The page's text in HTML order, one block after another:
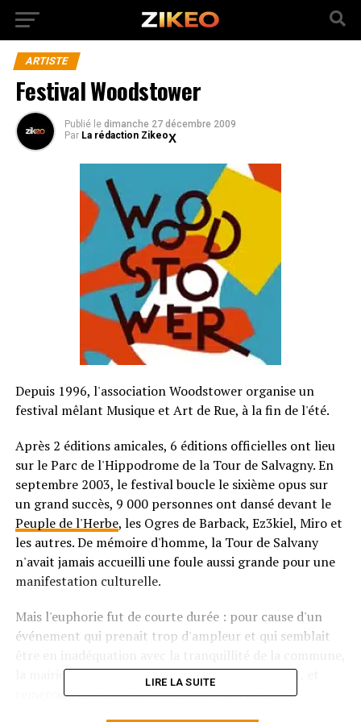
ARTISTE
Festival Woodstower
Publié le dimanche 27 décembre 2009
Par La rédaction Zikeo
Depuis 1996, l'association Woodstower organise un
festival mêlant Musique et Art de Rue, à la fin de l'été.
Après 2 éditions amicales, 6 éditions officielles ont lieu
sur le Parc de l'Hippodrome de la Tour de Salvagny. En
septembre 2003, le festival boucle le sixième opus sur
un grand succès, 9 000 personnes ont dansé devant le
Peuple de l'Herbe, les Ogres de Barback, Ez3kiel, Miro et
les autres. De mémoire d'homme, la Tour de Salvany
n'avait jamais accueilli une foule aussi grande pour une
manifestation culturelle.
Mais l'euphorie fut de courte durée : pour cause d'un
événement qui prenait trop d'ampleur et qui semblait
la mairie ne souhaita pas pérenniser l'événement, et
remercia l'association. Woodstower n'a alors,
LIRE LA SUITE